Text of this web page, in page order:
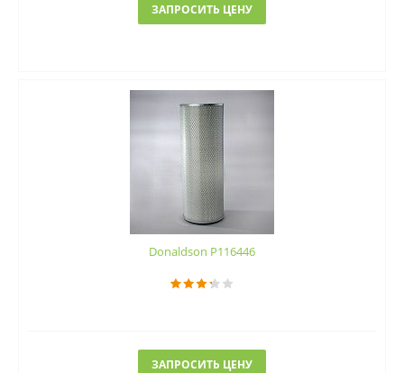
ЗАПРОСИТЬ ЦЕНУ
Donaldson P116446
ЗАПРОСИТЬ ЦЕНУ